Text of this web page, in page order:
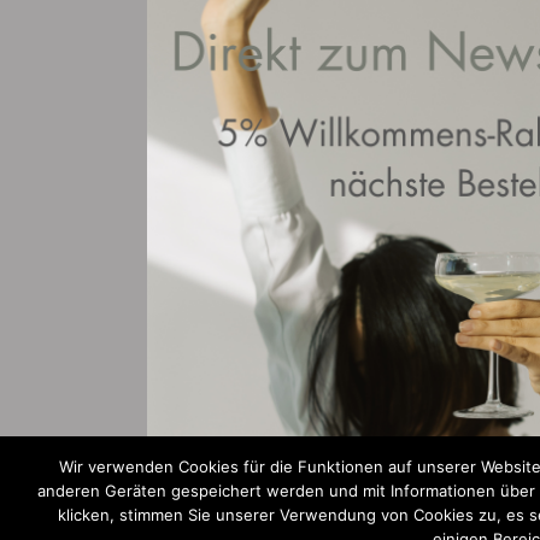
Wir verwenden Cookies für die Funktionen auf unserer
anderen Geräten gespeichert werden und mit Informationen
klicken, stimmen Sie unserer Verwendung von Cookies zu,